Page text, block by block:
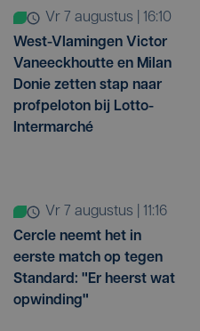
vr 7 augustus | 16:10
West-Vlamingen Victor
Vaneeckhoutte en Milan
Donie zetten stap naar
profpeloton bij Lotto-
Intermarché
vr 7 augustus | 11:16
Cercle neemt het in
eerste match op tegen
Standard: "Er heerst wat
opwinding"